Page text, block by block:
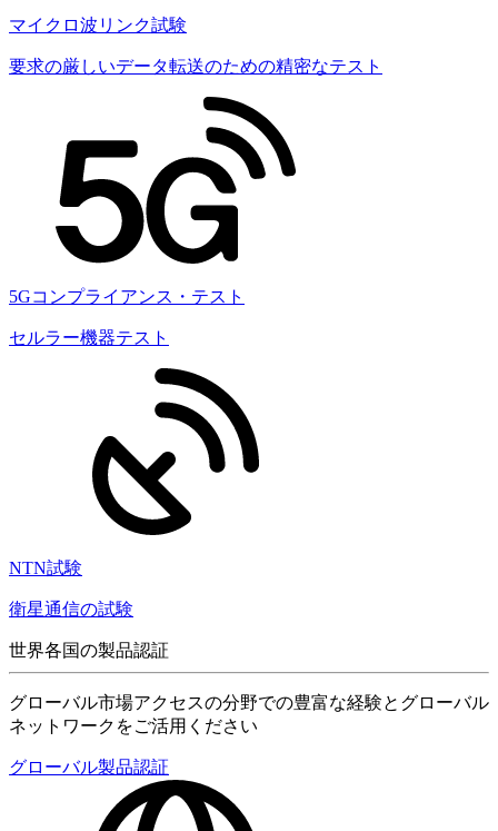
マイクロ波リンク試験
要求の厳しいデータ転送のための精密なテスト
5Gコンプライアンス・テスト
セルラー機器テスト
NTN試験
衛星通信の試験
世界各国の製品認証
グローバル市場アクセスの分野での豊富な経験とグローバル
ネットワークをご活用ください
グローバル製品認証